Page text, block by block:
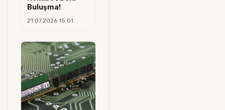
Buluşma!
21.07.2026 15:01